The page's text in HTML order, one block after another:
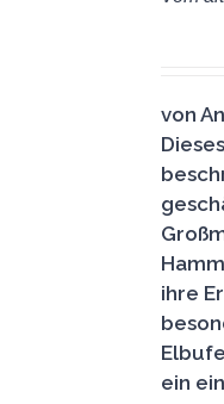
von
ihre
ein